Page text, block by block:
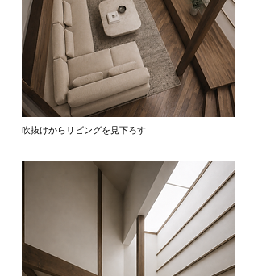
吹抜けからリビングを見下ろす